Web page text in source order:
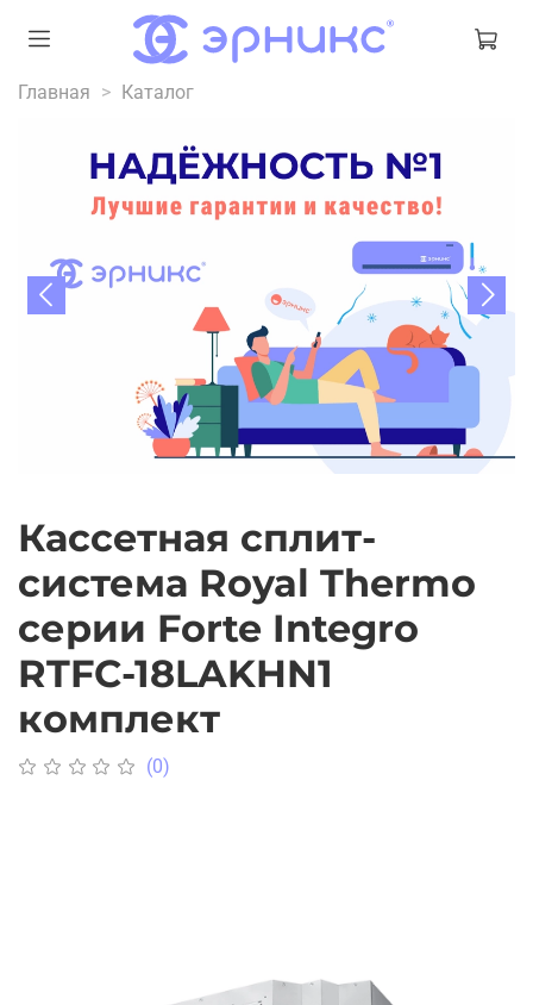
Главная Каталог
Кассетная сплит-
система Royal Thermo
серии Forte Integro
RTFC-18LAKHN1
комплект
(0)